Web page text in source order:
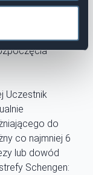
niż liczba
Uczestnik
do
co najmniej 6
lub dowód
Schengen: